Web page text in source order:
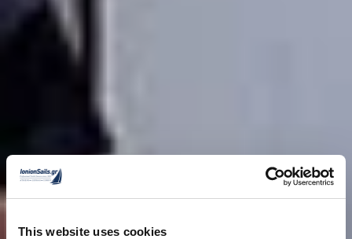
This website uses cookies